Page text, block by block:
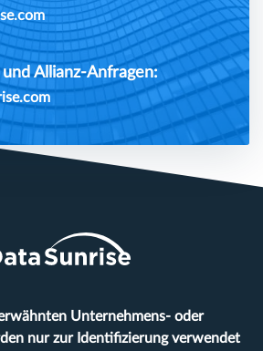
Allianz-Anfragen:
Unternehmens- oder
nur zur Identifizierung verwendet